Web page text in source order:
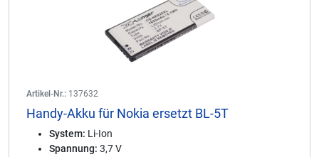
Artikel-Nr.: 137632
Handy-Akku für Nokia ersetzt BL-5T
System: Li-Ion
Spannung: 3,7 V